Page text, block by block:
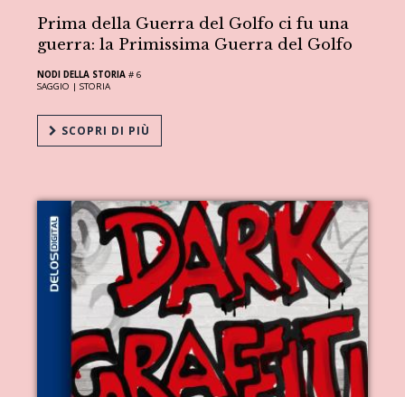
Prima della Guerra del Golfo ci fu una
guerra: la Primissima Guerra del Golfo
NODI DELLA STORIA # 6
SAGGIO |STORIA
SCOPRI DI PIÙ